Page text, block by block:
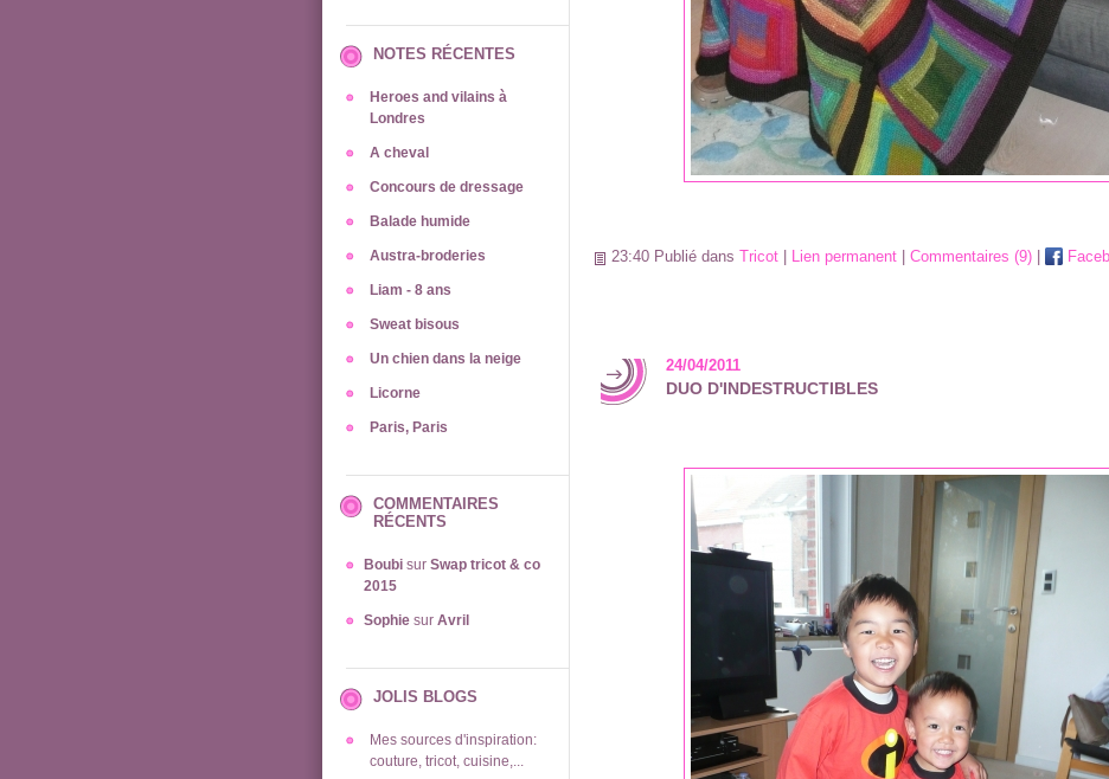
NOTES RÉCENTES
Heroes and vilains à
Londres
A cheval
Concours de dressage
Balade humide
Austra-broderies
Liam - 8 ans
Sweat bisous
Un chien dans la neige
Licorne
Paris, Paris
COMMENTAIRES
RÉCENTS
Boubi sur Swap tricot & co
2015
Sophie sur Avril
JOLIS BLOGS
Mes sources d'inspiration:
couture, tricot, cuisine,...
23:40 Publié dans Tricot Lien permanent Commentaires (9)
24/04/2011
DUO D'INDESTRUCTIBLES